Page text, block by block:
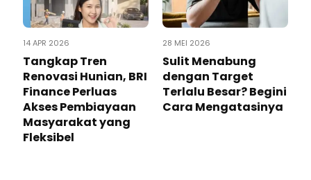
14 APR 2026
Tangkap Tren
Renovasi Hunian, BRI
Finance Perluas
Akses Pembiayaan
Masyarakat yang
Fleksibel
28 MEI 2026
Sulit Menabung
dengan Target
Terlalu Besar? Begini
Cara Mengatasinya